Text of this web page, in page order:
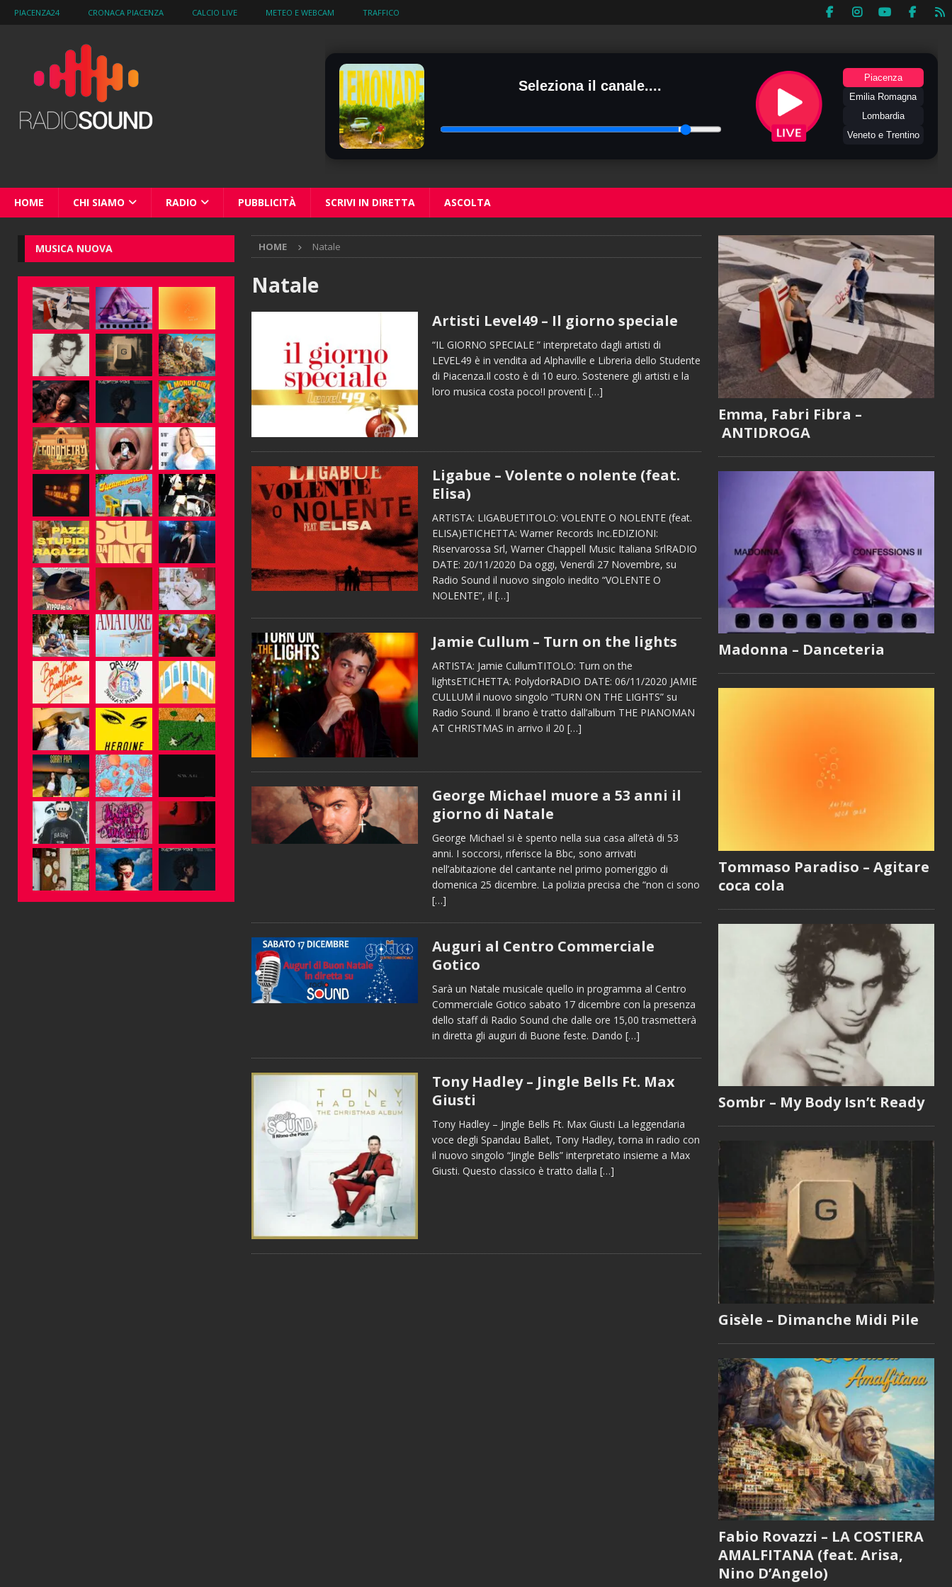
PIACENZA24 CRONACA PIACENZA CALCIO LIVE METEO E WEBCAM TRAFFICO
Seleziona il canale....
Piacenza
Emilia Romagna
Lombardia
Veneto e Trentino
HOME CHI SIAMO RADIO PUBBLICITÀ SCRIVI IN DIRETTA ASCOLTA
HOME Natale
Natale
Artisti Level49 – Il giorno speciale
“IL GIORNO SPECIALE ” interpretato dagli artisti di
LEVEL49 è in vendita ad Alphaville e Libreria dello Studente
di Piacenza.Il costo è di 10 euro. Sostenere gli artisti e la
loro musica costa poco!I proventi […]
Ligabue – Volente o nolente (feat.
Elisa)
ARTISTA: LIGABUETITOLO: VOLENTE O NOLENTE (feat.
ELISA)ETICHETTA: Warner Records Inc.EDIZIONI:
Riservarossa Srl, Warner Chappell Music Italiana SrlRADIO
DATE: 20/11/2020 Da oggi, Venerdì 27 Novembre, su
Radio Sound il nuovo singolo inedito “VOLENTE O
NOLENTE”, il […]
Jamie Cullum – Turn on the lights
ARTISTA: Jamie CullumTITOLO: Turn on the
lightsETICHETTA: PolydorRADIO DATE: 06/11/2020 JAMIE
CULLUM il nuovo singolo “TURN ON THE LIGHTS” su
Radio Sound. Il brano è tratto dall’album THE PIANOMAN
AT CHRISTMAS in arrivo il 20 […]
George Michael muore a 53 anni il
giorno di Natale
George Michael si è spento nella sua casa all’età di 53
anni. I soccorsi, riferisce la Bbc, sono arrivati
nell’abitazione del cantante nel primo pomeriggio di
domenica 25 dicembre. La polizia precisa che “non ci sono
[…]
Auguri al Centro Commerciale
Gotico
Sarà un Natale musicale quello in programma al Centro
Commerciale Gotico sabato 17 dicembre con la presenza
dello staff di Radio Sound che dalle ore 15,00 trasmetterà
in diretta gli auguri di Buone feste. Dando […]
Tony Hadley – Jingle Bells Ft. Max
Giusti
Tony Hadley – Jingle Bells Ft. Max Giusti La leggendaria
voce degli Spandau Ballet, Tony Hadley, torna in radio con
il nuovo singolo “Jingle Bells” interpretato insieme a Max
Giusti. Questo classico è tratto dalla […]
MUSICA NUOVA
Emma, Fabri Fibra –
ANTIDROGA
Madonna – Danceteria
Tommaso Paradiso – Agitare
coca cola
Sombr – My Body Isn’t Ready
Gisèle – Dimanche Midi Pile
Fabio Rovazzi – LA COSTIERA
AMALFITANA (feat. Arisa,
Nino D’Angelo)